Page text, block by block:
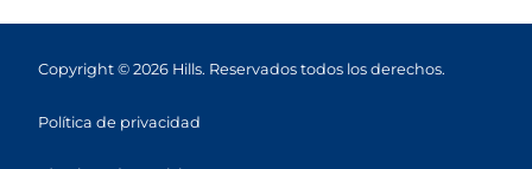
Copyright © 2026 Hills. Reservados todos los derechos.
Política de privacidad